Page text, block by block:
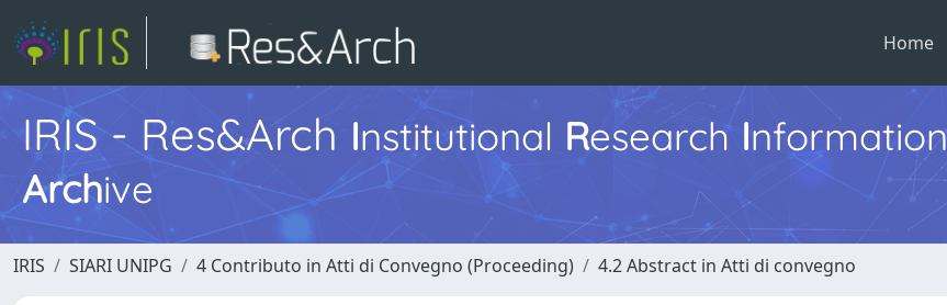
Home
IRIS - Res&Arch Institutional Research Information
Archive
IRIS SIARI UNIPG 4 Contributo in Atti di Convegno (Proceeding) 4.2 Abstract in Atti di convegno